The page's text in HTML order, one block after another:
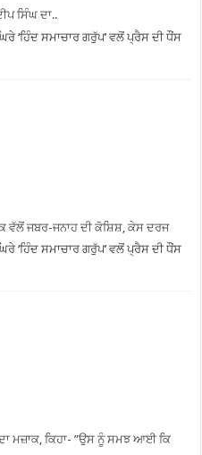
ਸਿੰਘ ਦਾ..
‘ਹਿੰਦ ਸਮਾਚਾਰ ਗਰੁੱਪ’ ਵਲੋਂ ਪ੍ਰੈਸ ਦੀ ਧੌਂਸ
ਵੱਲੋਂ ਜਬਰ-ਜਨਾਹ ਦੀ ਕੋਸ਼ਿਸ਼, ਕੇਸ ਦਰਜ
‘ਹਿੰਦ ਸਮਾਚਾਰ ਗਰੁੱਪ’ ਵਲੋਂ ਪ੍ਰੈਸ ਦੀ ਧੌਂਸ
ਮਜ਼ਾਕ, ਕਿਹਾ- ”ਉਸ ਨੂੰ ਸਮਝ ਆਈ ਕਿ